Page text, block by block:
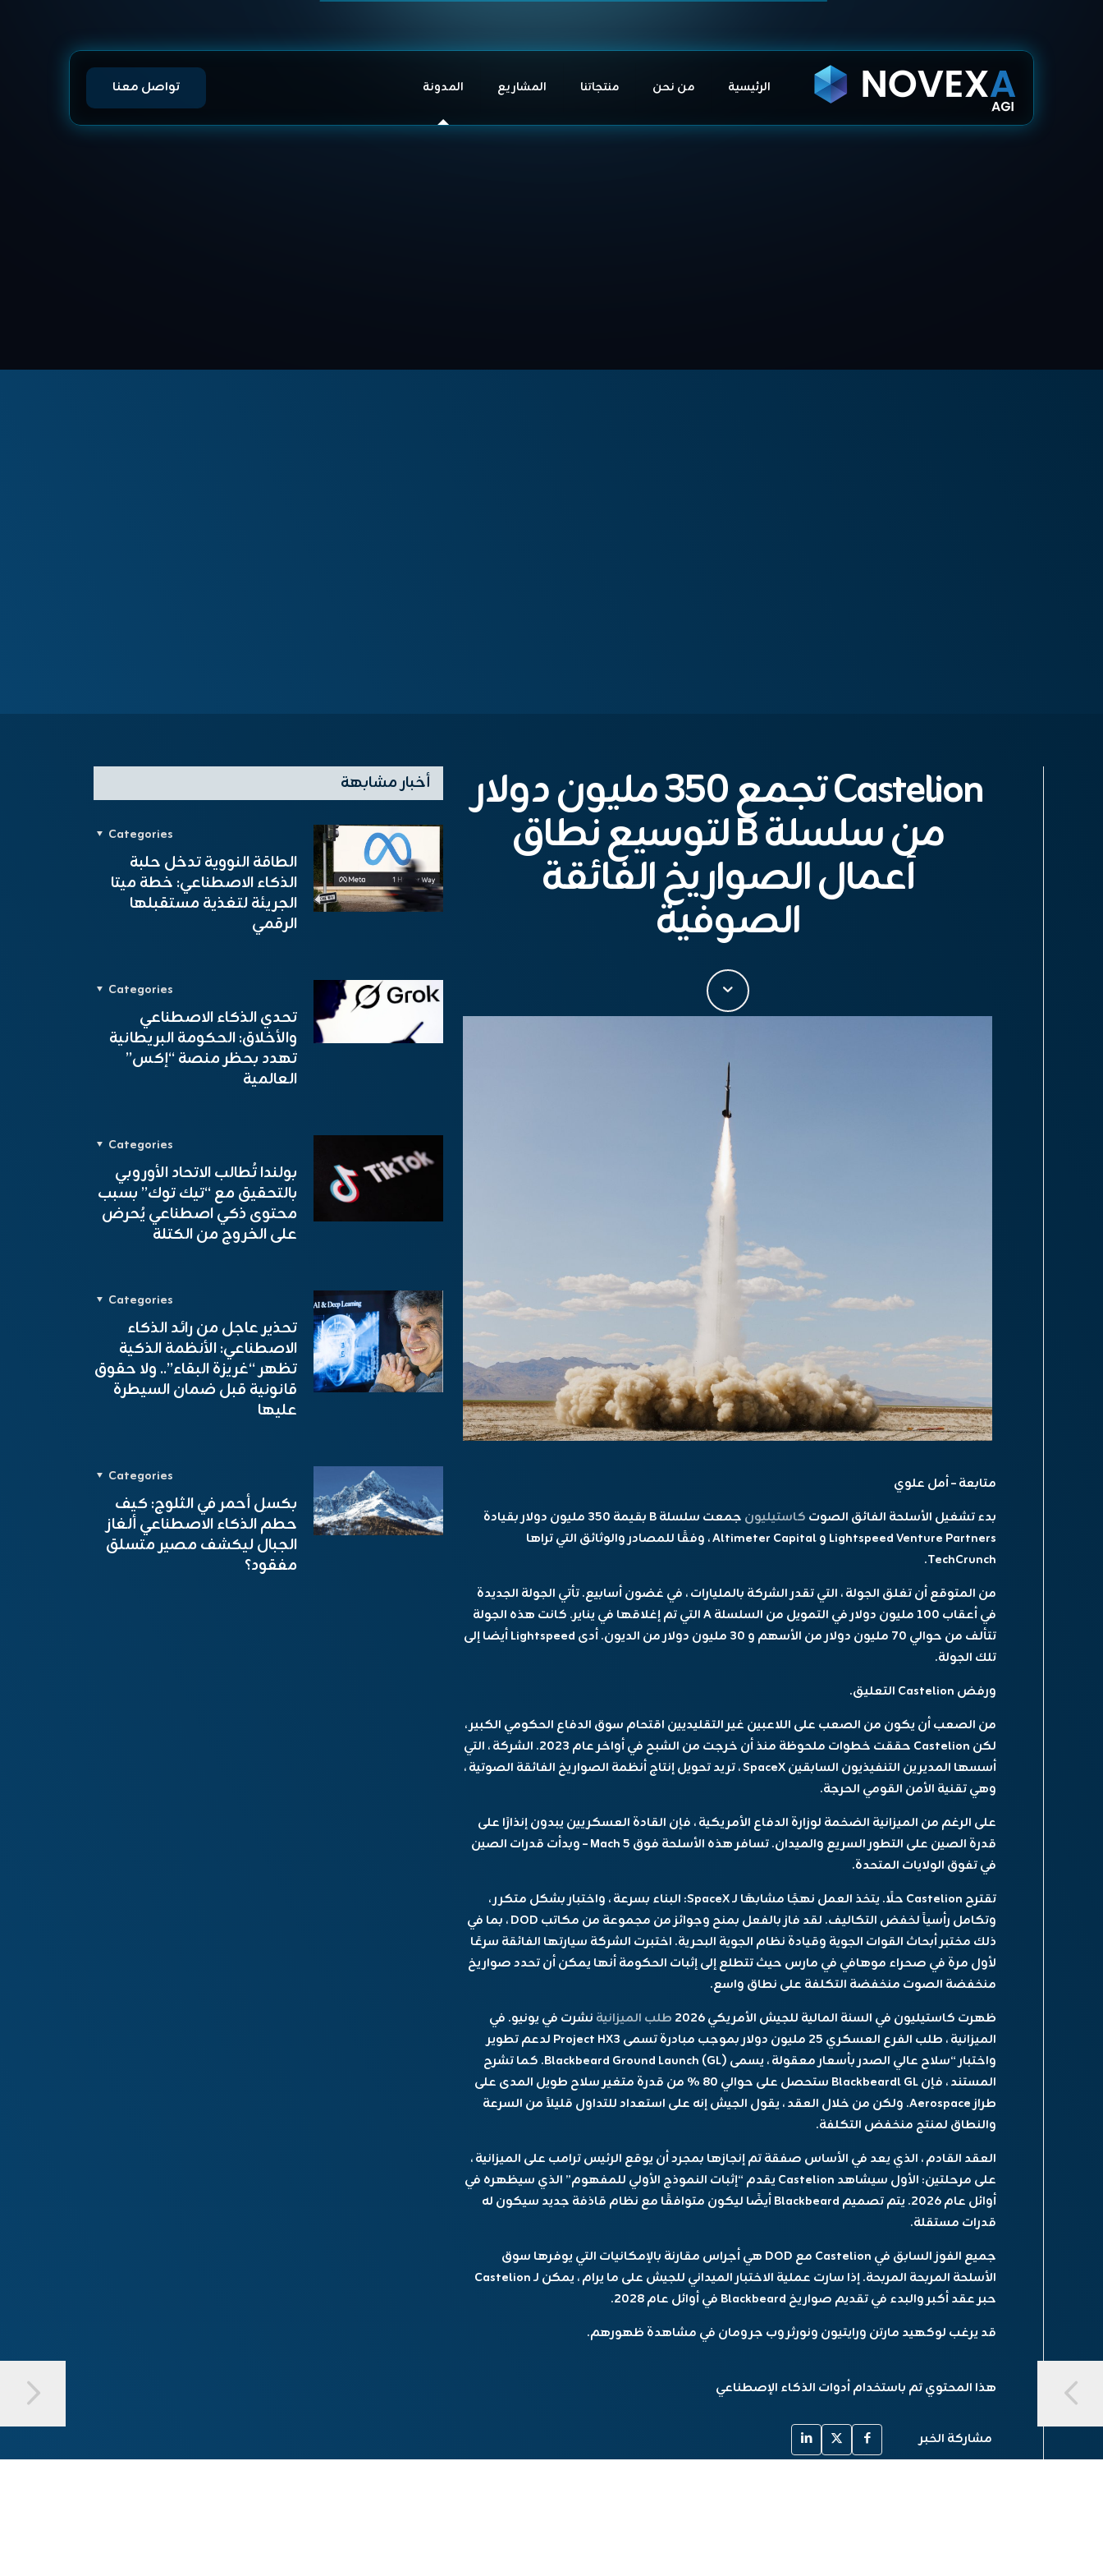
الرئيسية من نحن منتجاتنا المشاريع المدونة تواصل معنا
Castelion تجمع 350 مليون دولار
من سلسلة B لتوسيع نطاق
أعمال الصواريخ الفائقة
الصوفية
متابعة – أمل علوي
بدء تشغيل الأسلحة الفائق الصوت كاستيليون
جمعت سلسلة B بقيمة 350 مليون دولار بقيادة
Lightspeed Venture Partners و Altimeter Capital ، وفقًا للمصادر والوثائق التي تراها
TechCrunch.
من المتوقع أن تغلق الجولة ، التي تقدر الشركة بالمليارات ، في غضون أسابيع. تأتي الجولة الجديدة
في أعقاب 100 مليون دولار في التمويل من السلسلة A التي تم إغلاقها في يناير. كانت هذه الجولة
تتألف من حوالي 70 مليون دولار من الأسهم و 30 مليون دولار من الديون. أدى Lightspeed أيضا إلى
تلك الجولة.
ورفض Castelion التعليق.
من الصعب أن يكون من الصعب على اللاعبين غير التقليديين اقتحام سوق الدفاع الحكومي الكبير ،
لكن Castelion حققت خطوات ملحوظة منذ أن خرجت من الشبح في أواخر عام 2023. الشركة ، التي
أسسها المديرين التنفيذيون السابقين SpaceX ، تريد تحويل إنتاج أنظمة الصواريخ الفائقة الصوتية ،
وهي تقنية الأمن القومي الحرجة.
على الرغم من الميزانية الضخمة لوزارة الدفاع الأمريكية ، فإن القادة العسكريين يبدون إنذارًا على
قدرة الصين على التطور السريع والميدان. تسافر هذه الأسلحة فوق Mach 5 – وبدأت قدرات الصين
في تفوق الولايات المتحدة.
تقترح Castelion حلًا. يتخذ العمل نهجًا مشابهًا لـ SpaceX: البناء بسرعة ، واختبار بشكل متكرر ،
وتكامل رأسياً لخفض التكاليف. لقد فاز بالفعل بمنح وجوائز من مجموعة من مكاتب DOD ، بما في
ذلك مختبر أبحاث القوات الجوية وقيادة نظام الجوية البحرية. اختبرت الشركة سيارتها الفائقة سرعًا
لأول مرة في صحراء موهافي في مارس حيث تتطلع إلى إثبات الحكومة أنها يمكن أن تحدد صواريخ
منخفضة الصوت منخفضة التكلفة على نطاق واسع.
ظهرت كاستيليون في السنة المالية للجيش الأمريكي 2026
طلب الميزانية نشرت في يونيو. في
الميزانية ، طلب الفرع العسكري 25 مليون دولار بموجب مبادرة تسمى Project HX3 لدعم تطوير
واختبار “سلاح عالي الصدر بأسعار معقولة ، يسمى Blackbeard Ground Launch (GL). كما تشرح
المستند ، فإن Blackbeardl GL ستحصل على حوالي 80 ٪ من قدرة متغير سلاح طويل المدى على
طراز Aerospace. ولكن من خلال العقد ، يقول الجيش إنه على استعداد للتداول قليلاً من السرعة
والنطاق لمنتج منخفض التكلفة.
العقد القادم ، الذي يعد في الأساس صفقة تم إنجازها بمجرد أن يوقع الرئيس ترامب على الميزانية ،
على مرحلتين: الأول سيشاهد Castelion يقدم “إثبات النموذج الأولي للمفهوم” الذي سيظهره في
أوائل عام 2026. يتم تصميم Blackbeard أيضًا ليكون متوافقًا مع نظام قاذفة جديد سيكون له
قدرات مستقلة.
جميع الفوز السابق في Castelion مع DOD هي أجراس مقارنة بالإمكانيات التي يوفرها سوق
الأسلحة المربحة المربحة. إذا سارت عملية الاختبار الميداني للجيش على ما يرام ، يمكن لـ Castelion
حبر عقد أكبر والبدء في تقديم صواريخ Blackbeard في أوائل عام 2028.
قد يرغب لوكهيد مارتن ورايتيون ونورثروب جرومان في مشاهدة ظهورهم.
هذا المحتوي تم باستخدام أدوات الذكاء الإصطناعي
مشاركة الخبر
أخبار مشابهة
Categories
الطاقة النووية تدخل حلبة
الذكاء الاصطناعي: خطة ميتا
الجريئة لتغذية مستقبلها
الرقمي
Categories
تحدي الذكاء الاصطناعي
والأخلاق: الحكومة البريطانية
تهدد بحظر منصة “إكس”
العالمية
Categories
بولندا تُطالب الاتحاد الأوروبي
بالتحقيق مع “تيك توك” بسبب
محتوى ذكي اصطناعي يُحرض
على الخروج من الكتلة
Categories
تحذير عاجل من رائد الذكاء
الاصطناعي: الأنظمة الذكية
تظهر “غريزة البقاء”.. ولا حقوق
قانونية قبل ضمان السيطرة
عليها
Categories
بكسل أحمر في الثلوج: كيف
حطم الذكاء الاصطناعي ألغاز
الجبال ليكشف مصير متسلق
مفقود؟